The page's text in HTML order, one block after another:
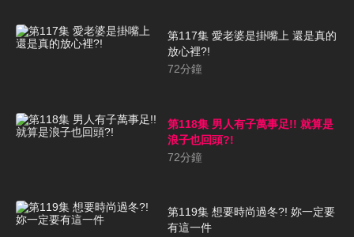
第117集 愛老婆是掛嘴上 還是真的
放心裡?!
72分鐘
第118集 男人有子萬事足!! 就算是
浪子也回頭?!
72分鐘
第119集 想要時尚過冬?! 妳一定要
有這一件